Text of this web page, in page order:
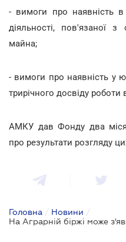
- вимоги про наявність
діяльності, пов'язаної з
майна;
- вимоги про наявність у
трирічного досвіду роботи
АМКУ дав Фонду два
про результати розгляду
Головна / Новини /